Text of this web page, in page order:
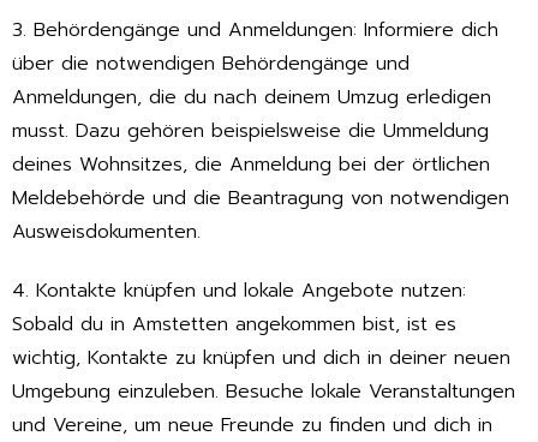
3. Behördengänge und Anmeldungen: Informiere dich
über die notwendigen Behördengänge und
Anmeldungen, die du nach deinem Umzug erledigen
musst. Dazu gehören beispielsweise die Ummeldung
deines Wohnsitzes, die Anmeldung bei der örtlichen
Meldebehörde und die Beantragung von notwendigen
Ausweisdokumenten.
4. Kontakte knüpfen und lokale Angebote nutzen:
Sobald du in Amstetten angekommen bist, ist es
wichtig, Kontakte zu knüpfen und dich in deiner neuen
Umgebung einzuleben. Besuche lokale Veranstaltungen
und Vereine, um neue Freunde zu finden und dich in